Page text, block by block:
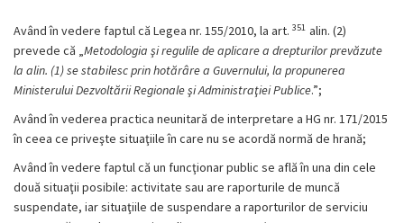
Având în vedere faptul că Legea nr. 155/2010, la art. 351 alin. (2)
prevede că „Metodologia şi regulile de aplicare a drepturilor prevăzute
la alin. (1) se stabilesc prin hotărâre a Guvernului, la propunerea
Ministerului Dezvoltării Regionale şi Administraţiei Publice.”;
Având în vederea practica neunitară de interpretare a HG nr. 171/2015
în ceea ce priveşte situaţiile în care nu se acordă normă de hrană;
Având în vedere faptul că un funcţionar public se află în una din cele
două situaţii posibile: activitate sau are raporturile de muncă
suspendate, iar situaţiile de suspendare a raporturilor de serviciu